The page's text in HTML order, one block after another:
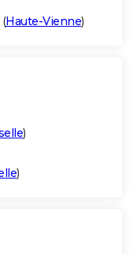
(Haute-Vienne)
)
)